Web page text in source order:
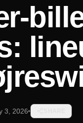
3, 2026